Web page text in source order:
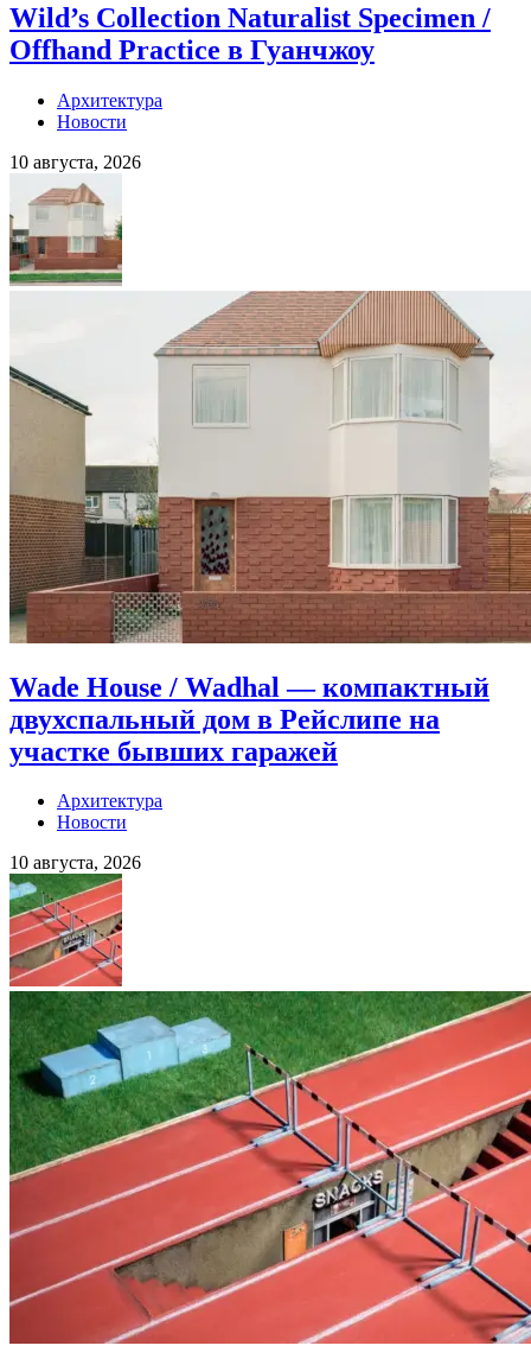
Wild’s Collection Naturalist Specimen /
Offhand Practice в Гуанчжоу
Архитектура
Новости
10 августа, 2026
Wade House / Wadhal — компактный
двухспальный дом в Рейслипе на
участке бывших гаражей
Архитектура
Новости
10 августа, 2026